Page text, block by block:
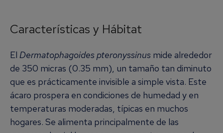
Características y Hábitat
El Dermatophagoides pteronyssinus mide alrededor
de 350 micras (0.35 mm), un tamaño tan diminuto
que es prácticamente invisible a simple vista. Este
ácaro prospera en condiciones de humedad y en
temperaturas moderadas, típicas en muchos
hogares. Se alimenta principalmente de las